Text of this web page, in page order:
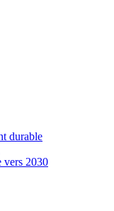
durable
vers 2030